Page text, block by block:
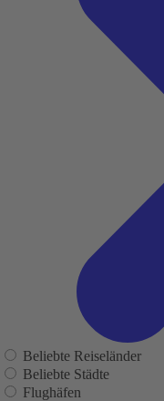
Beliebte Reiseländer
Beliebte Städte
Flughäfen